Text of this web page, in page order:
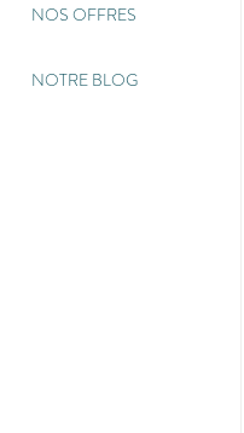
NOS OFFRES
NOTRE BLOG